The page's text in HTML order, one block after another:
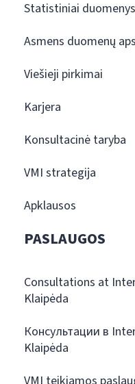
Statistiniai duomenys
Asmens duomenų
Viešieji pirkimai
Karjera
Konsultacinė taryba
VMI strategija
Apklausos
PASLAUGOS
Consultations at
Klaipėda
Консультации в
Klaipėda